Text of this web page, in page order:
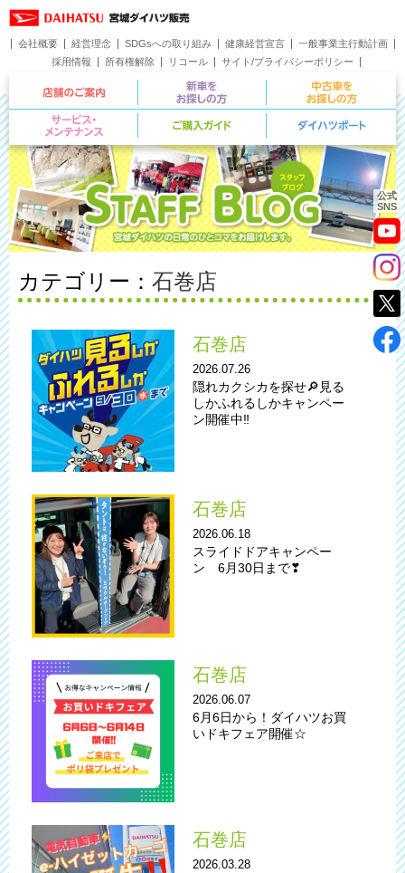
公式
SNS
会社概要 経営理念 SDGsへの取り組み 健康経営宣言
一般事業主行動計画
採用情報
所有権解除 リコール
サイト/プライバシーポリシー
お問い合わせ
店舗のご案内 新車をお探しの方
サービス・メンテナンス ご購入ガイド
カテゴリー： 石巻店
石巻店
2026.07.26
隠れカクシカを探せ🔎見る
しかふれるしかキャンペー
ン開催中‼️
石巻店
2026.06.18
スライドドアキャンペー
ン 6月30日まで❣
石巻店
2026.06.07
6月6日から！ダイハツお買
いドキフェア開催☆
石巻店
2026.03.28